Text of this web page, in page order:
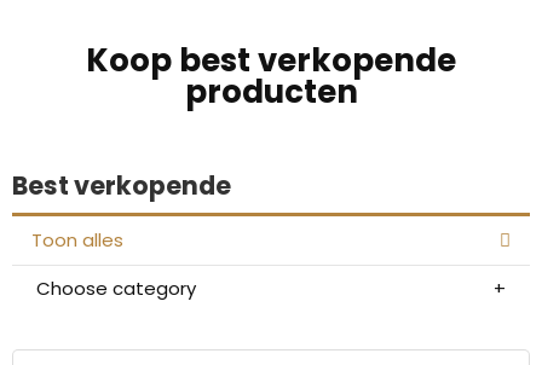
Koop best verkopende
producten
Best verkopende
Toon alles
Choose category